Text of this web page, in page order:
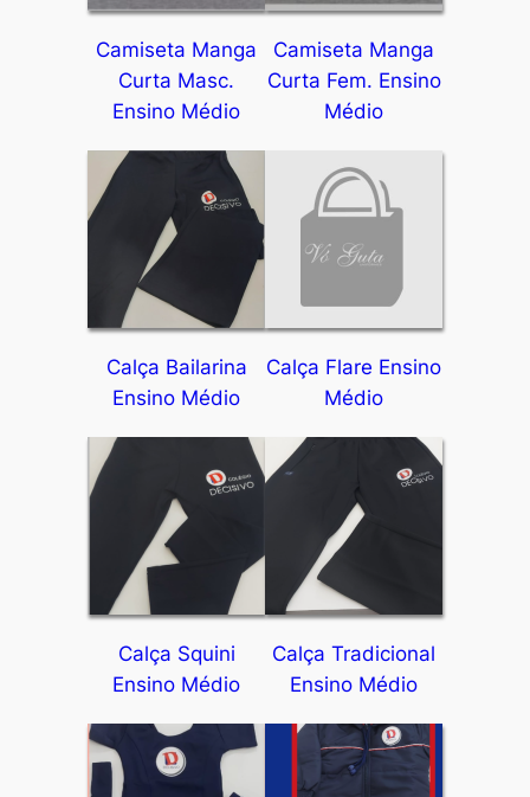
Camiseta Manga
Curta Masc.
Ensino Médio
Camiseta Manga
Curta Fem. Ensino
Médio
Calça Bailarina
Ensino Médio
Calça Flare Ensino
Médio
Calça Squini
Ensino Médio
Calça Tradicional
Ensino Médio